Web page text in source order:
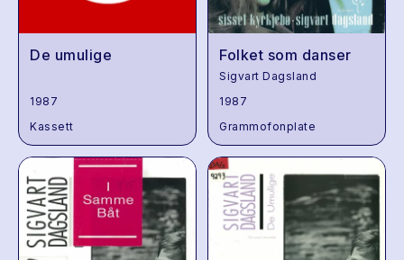
De umulige
1987
Kassett
Folket som danser
Sigvart Dagsland
1987
Grammofonplate